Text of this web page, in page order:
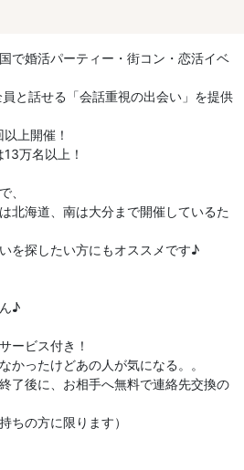
で婚活パーティー・街コン・恋活イベ
と話せる「会話重視の出会い」を提供
上開催！
万名以上！
、
北海道、南は大分まで開催しているた
を探したい方にもオススメです♪
♪
ービス付き！
かったけどあの人が気になる。。
了後に、お相手へ無料で連絡先交換の
ちの方に限ります）